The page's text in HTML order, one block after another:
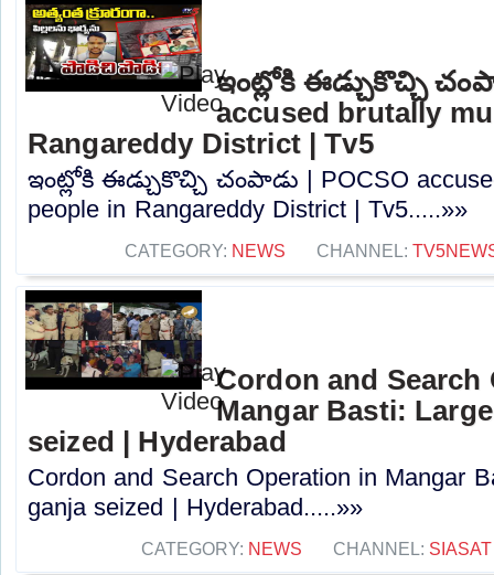
ఇంట్లోకి ఈడ్చుకొచ్చి
accused brutally
Rangareddy District | Tv5
ఇంట్లోకి ఈడ్చుకొచ్చి చంపాడు | POCSO
people in Rangareddy District | Tv5.....»»
CATEGORY: NEWS CHANNEL:
Cordon and Search
Mangar Basti:
seized | Hyderabad
Cordon and Search Operation in Mangar
ganja seized | Hyderabad.....»»
CATEGORY: NEWS CHANNEL: SIASAT